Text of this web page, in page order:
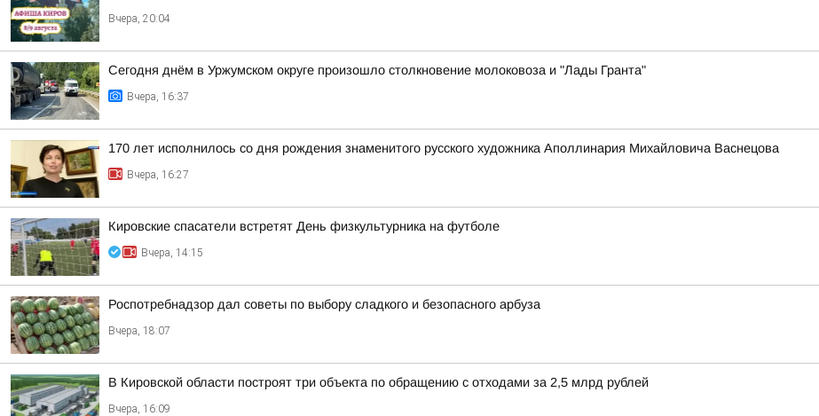
Вчера, 20:04
Сегодня днём в Уржумском округе произошло столкновение молоковоза и "Лады Гранта"
Вчера, 16:37
170 лет исполнилось со дня рождения знаменитого русского художника Аполлинария Михайловича Васнецова
Вчера, 16:27
Кировские спасатели встретят День физкультурника на футболе
Вчера, 14:15
Роспотребнадзор дал советы по выбору сладкого и безопасного арбуза
Вчера, 18:07
В Кировской области построят три объекта по обращению с отходами за 2,5 млрд рублей
Вчера, 16:09